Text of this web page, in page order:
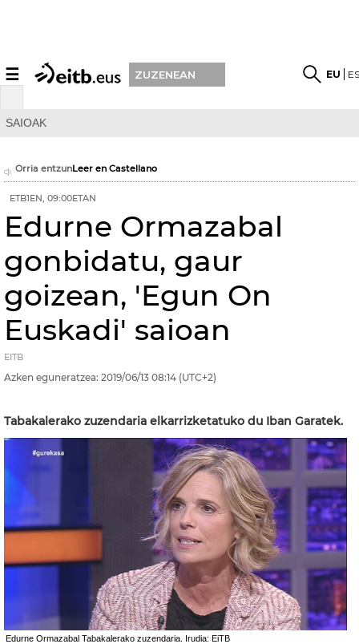
☰ ZUZENEAN EU
SAIOAK
Orria entzunLeer en Castellano
ETB1EN, 09:00ETAN
Edurne Ormazabal
gonbidatu, gaur
goizean, 'Egun On
Euskadi' saioan
EITB
Azken eguneratzea: 2019/06/13 08:14 (UTC+2)
Tabakalerako zuzendaria elkarrizketatuko du Iban Garatek.
Edurne Ormazabal Tabakalerako zuzendaria. Irudia: EiTB